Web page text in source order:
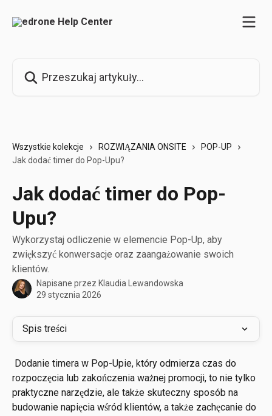
Wszystkie kolekcje ROZWIĄZANIA ONSITE
POP-UP
Jak dodać timer do Pop-Upu?
Jak dodać timer do Pop-
Upu?
Wykorzystaj odliczenie w elemencie Pop-Up, aby
zwiększyć konwersacje oraz zaangażowanie swoich
klientów.
Napisane przez Klaudia Lewandowska
29 stycznia 2026
Spis treści
rozpoczęcia lub zakończenia ważnej promocji, to nie tylko
praktyczne narzędzie, ale także skuteczny sposób na
budowanie napięcia wśród klientów, a także zachęcanie do